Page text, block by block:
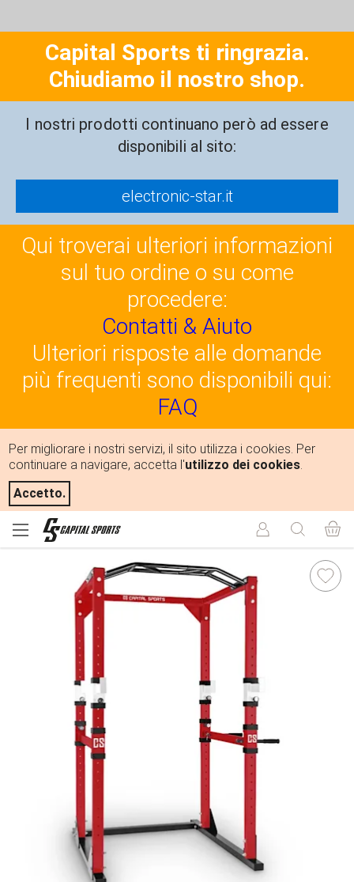
Capital Sports ti ringrazia.
Chiudiamo il nostro shop.
I nostri prodotti continuano però ad essere
disponibili al sito:
electronic-star.it
Qui troverai ulteriori informazioni
sul tuo ordine o su come
procedere:
Contatti & Aiuto
Ulteriori risposte alle domande
più frequenti sono disponibili qui:
FAQ
Per migliorare i nostri servizi, il sito utilizza i cookies. Per
continuare a navigare, accetta l'utilizzo dei cookies.
Accetto.